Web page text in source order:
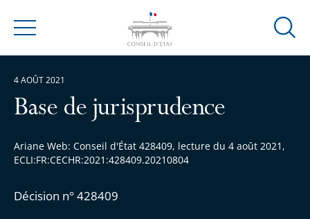
Menu
Ouvrir
Base de jurisprudence
Ariane Web: Conseil d'État 428409, lecture du 4 août 2021,
ECLI:FR:CECHR:2021:428409.20210804
Décision n° 428409
4 AOÛT 2021